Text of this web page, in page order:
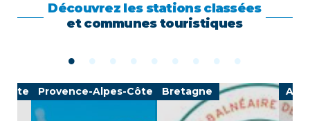
Découvrez les stations classées
et communes touristiques
d'Azur
Provence-Alpes-Côte d'Azur
Bretagne